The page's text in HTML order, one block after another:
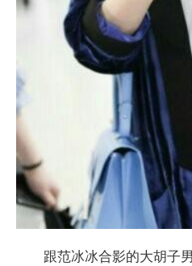
跟范冰冰合影的大胡子